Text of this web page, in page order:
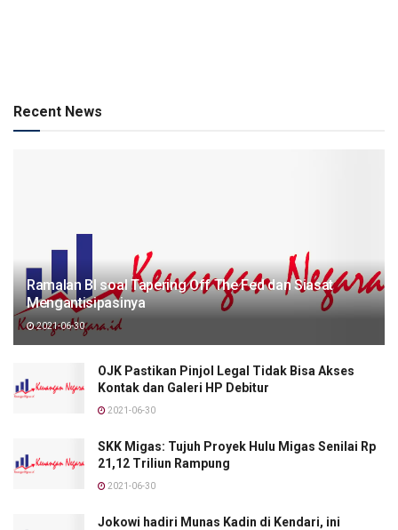
Recent News
Ramalan BI soal Tapering Off The Fed dan Siasat
Mengantisipasinya
2021-06-30
OJK Pastikan Pinjol Legal Tidak Bisa Akses
Kontak dan Galeri HP Debitur
2021-06-30
SKK Migas: Tujuh Proyek Hulu Migas Senilai Rp
21,12 Triliun Rampung
2021-06-30
Jokowi hadiri Munas Kadin di Kendari, ini